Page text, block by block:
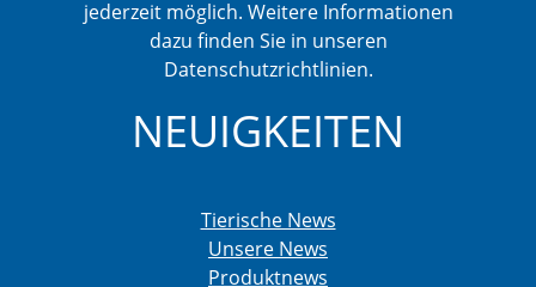
jederzeit möglich. Weitere Informationen
dazu finden Sie in unseren
Datenschutzrichtlinien.
NEUIGKEITEN
Tierische News
Unsere News
Produktnews